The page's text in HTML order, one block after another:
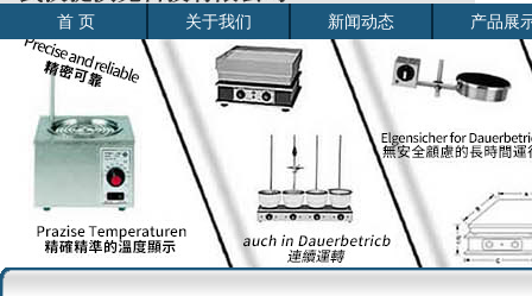
首 页 关于我们 新闻动态 产品展